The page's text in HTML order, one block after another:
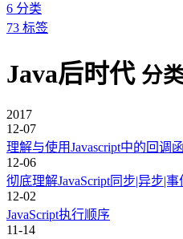
6 分类
73 标签
Java后时代 分
2017
12-07
理解与使用Javascript中的回调
12-06
彻底理解JavaScript同步|异步|
12-02
JavaScript执行顺序
11-14